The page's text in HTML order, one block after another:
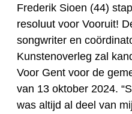
Frederik Sioen (44)
resoluut voor Vooruit!
songwriter en
Kunstenoverleg zal
Voor Gent voor de
van 13 oktober 2024.
was altijd al deel van